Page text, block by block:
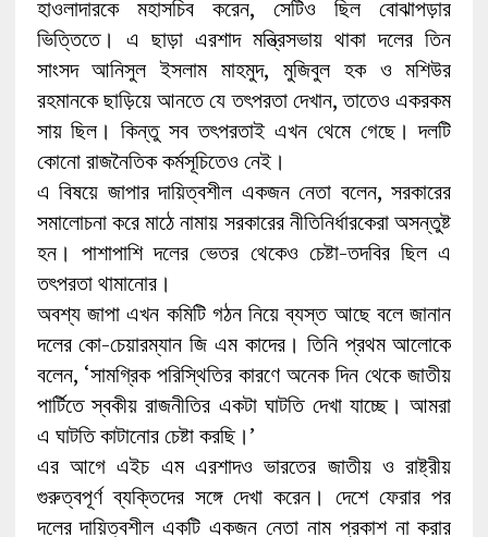
হাওলাদারকে মহাসচিব করেন, সেটিও ছিল বোঝাপড়ার
ভিত্তিতে। এ ছাড়া এরশাদ মন্ত্রিসভায় থাকা দলের তিন
সাংসদ আনিসুল ইসলাম মাহমুদ, মুজিবুল হক ও মশিউর
রহমানকে ছাড়িয়ে আনতে যে তৎপরতা দেখান, তাতেও একরকম
সায় ছিল। কিন্তু সব তৎপরতাই এখন থেমে গেছে। দলটি
কোনো রাজনৈতিক কর্মসূচিতেও নেই।
এ বিষয়ে জাপার দায়িত্বশীল একজন নেতা বলেন, সরকারের
সমালোচনা করে মাঠে নামায় সরকারের নীতিনির্ধারকেরা অসন্তুষ্ট
হন। পাশাপাশি দলের ভেতর থেকেও চেষ্টা-তদবির ছিল এ
তৎপরতা থামানোর।
অবশ্য জাপা এখন কমিটি গঠন নিয়ে ব্যস্ত আছে বলে জানান
দলের কো-চেয়ারম্যান জি এম কাদের। তিনি প্রথম আলোকে
বলেন, ‘সামগ্রিক পরিস্থিতির কারণে অনেক দিন থেকে জাতীয়
পার্টিতে স্বকীয় রাজনীতির একটা ঘাটতি দেখা যাচ্ছে। আমরা
এ ঘাটতি কাটানোর চেষ্টা করছি।’
এর আগে এইচ এম এরশাদও ভারতের জাতীয় ও রাষ্ট্রীয়
গুরুত্বপূর্ণ ব্যক্তিদের সঙ্গে দেখা করেন। দেশে ফেরার পর
দলের দায়িত্বশীল একটি একজন নেতা নাম প্রকাশ না করার